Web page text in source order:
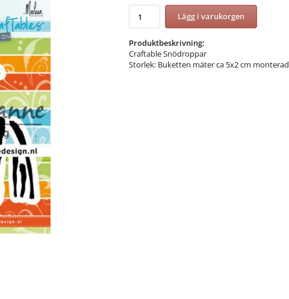
Lägg i varukorgen
Produktbeskrivning:
Craftable Snödroppar
Storlek: Buketten mäter ca 5x2 cm monterad